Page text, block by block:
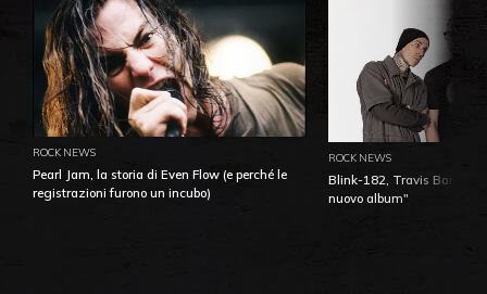
ROCK NEWS
Pearl Jam, la storia di Even Flow (e perché le
registrazioni furono un incubo)
ROCK NEWS
Blink-182, Travis Barker:
nuovo album"